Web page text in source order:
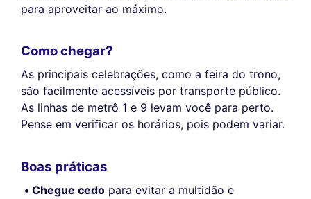
para aproveitar ao máximo.
Como chegar?
As principais celebrações, como a feira do trono,
são facilmente acessíveis por transporte público.
As linhas de metrô 1 e 9 levam você para perto.
Pense em verificar os horários, pois podem variar.
Boas práticas
Chegue cedo para evitar a multidão e